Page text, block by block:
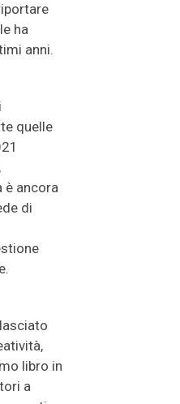
ha
anni.
quelle
è ancora
di
libro in
a